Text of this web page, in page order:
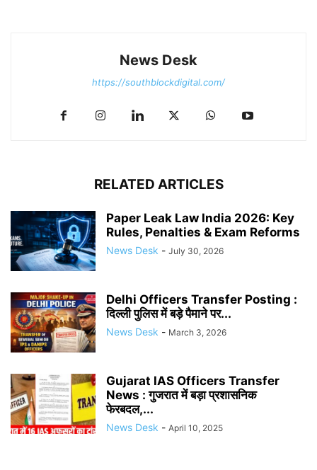
News Desk
https://southblockdigital.com/
RELATED ARTICLES
Paper Leak Law India 2026: Key
Rules, Penalties & Exam Reforms
News Desk - July 30, 2026
Delhi Officers Transfer Posting :
दिल्ली पुलिस में बड़े पैमाने पर...
News Desk - March 3, 2026
Gujarat IAS Officers Transfer
News : गुजरात में बड़ा प्रशासनिक
फेरबदल,...
News Desk - April 10, 2025